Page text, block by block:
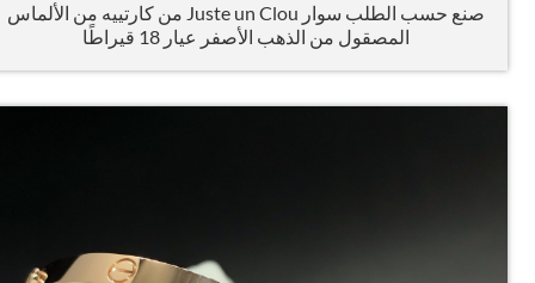
صنع حسب الطلب سوار Juste un Clou من كارتييه من الألماس
المصقول من الذهب الأصفر عيار 18 قيراطًا